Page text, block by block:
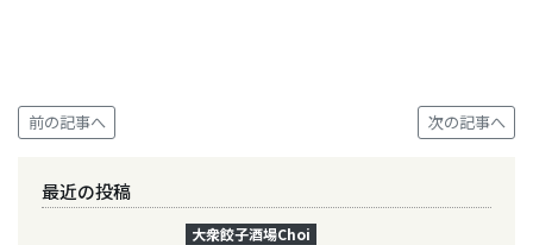
前の記事へ 次の記事へ
最近の投稿
大衆餃子酒場Choi